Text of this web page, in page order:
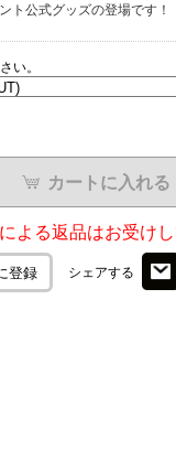
ト公式グッズの登場です！
い。
カートに入れる
よる返品はお受けし
登録 シェアする